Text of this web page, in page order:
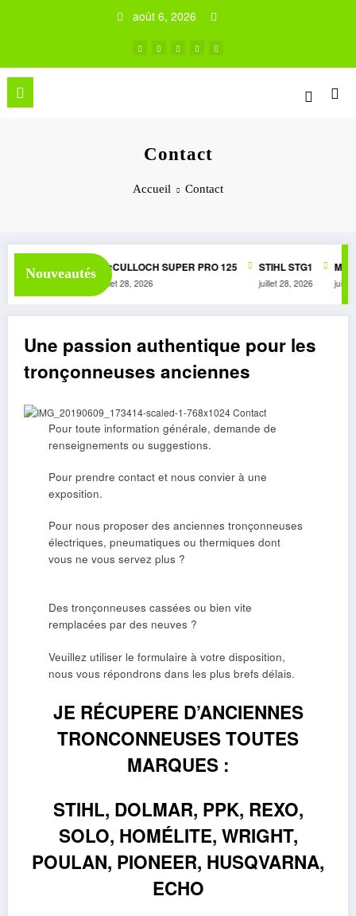
août 6, 2026
Contact
Accueil Contact
Nouveautés
AUTOMATIC McCULLOCH SUPER PRO 125
juillet 28, 2026
STIHL STG1
juillet 28, 2026 juin
Une passion authentique pour les
tronçonneuses anciennes
Pour toute information générale, demande de
renseignements ou suggestions.
Pour prendre contact et nous convier à une
exposition.
Pour nous proposer des anciennes tronçonneuses
électriques, pneumatiques ou thermiques dont
vous ne vous servez plus ?
Des tronçonneuses cassées ou bien vite
remplacées par des neuves ?
Veuillez utiliser le formulaire à votre disposition,
nous vous répondrons dans les plus brefs délais.
JE RÉCUPERE D’ANCIENNES
TRONCONNEUSES TOUTES
MARQUES :
STIHL, DOLMAR, PPK, REXO,
SOLO, HOMÉLITE, WRIGHT,
POULAN, PIONEER, HUSQVARNA,
ECHO